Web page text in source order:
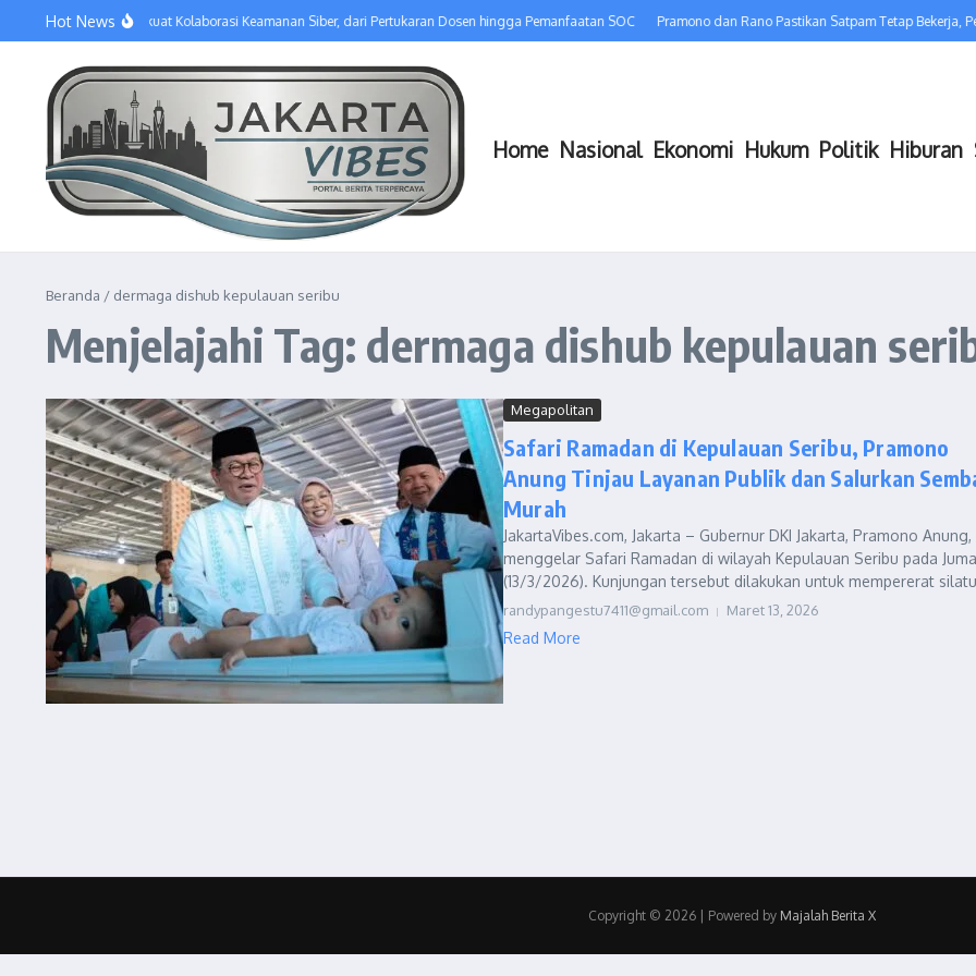
Hot News
dan Poltek SSN Perkuat Kolaborasi Keamanan Siber, dari Pertukaran Dosen hingga Pemanfaatan SOC Pramono dan Rano Pastikan Satpam Tetap Bekerja,
Home Nasional Ekonomi Hukum Politik Hiburan
Beranda / dermaga dishub kepulauan seribu
Menjelajahi Tag: dermaga dishub kepulauan
Megapolitan
Safari Ramadan di Kepulauan Seribu, Pramono
Anung Tinjau Layanan Publik dan Salurkan
Murah
JakartaVibes.com, Jakarta – Gubernur DKI Jakarta, Pramono Anung,
menggelar Safari Ramadan di wilayah Kepulauan Seribu pada
(13/3/2026). Kunjungan tersebut dilakukan untuk mempererat
randypangestu7411@gmail.com Maret 13, 2026
Read More
Copyright © 2026 | Powered by Majalah Berita X